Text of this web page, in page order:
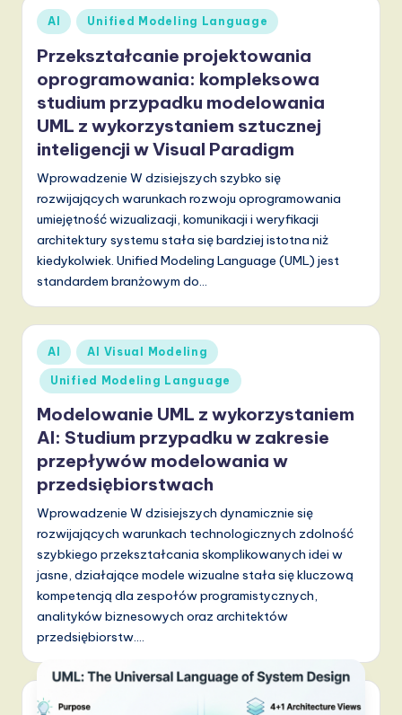
Posted
in
AI Unified Modeling Language
Przekształcanie projektowania
oprogramowania: kompleksowa
studium przypadku modelowania
UML z wykorzystaniem sztucznej
inteligencji w Visual Paradigm
Wprowadzenie W dzisiejszych szybko się
rozwijających warunkach rozwoju oprogramowania
umiejętność wizualizacji, komunikacji i weryfikacji
architektury systemu stała się bardziej istotna niż
kiedykolwiek. Unified Modeling Language (UML) jest
standardem branżowym do…
Posted
in
AI AI Visual Modeling
Unified Modeling Language
Modelowanie UML z wykorzystaniem
AI: Studium przypadku w zakresie
przepływów modelowania w
przedsiębiorstwach
Wprowadzenie W dzisiejszych dynamicznie się
rozwijających warunkach technologicznych zdolność
szybkiego przekształcania skomplikowanych idei w
jasne, działające modele wizualne stała się kluczową
kompetencją dla zespołów programistycznych,
analityków biznesowych oraz architektów
przedsiębiorstw.…